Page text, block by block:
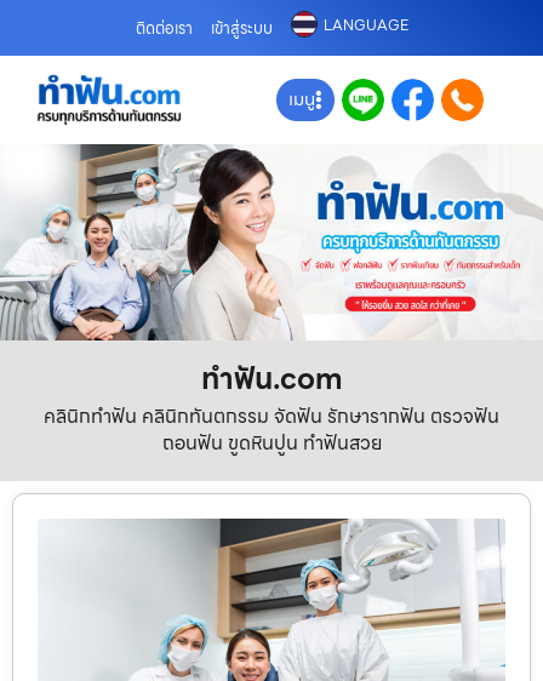
ติดต่อเรา เข้าสู่ระบบ LANGUAGE
เมนู
ทําฟัน.com
คลินิกทำฟัน คลินิกทันตกรรม จัดฟัน รักษารากฟัน ตรวจฟัน
ถอนฟัน ขูดหินปูน ทำฟันสวย